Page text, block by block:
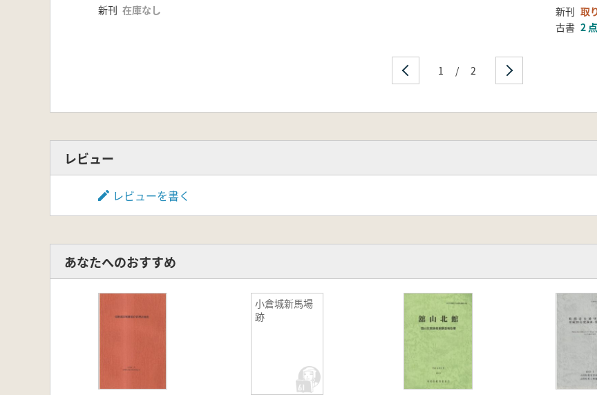
新刊 在庫なし
新刊 取
古書 2 点
1 / 2
レビュー
レビューを書く
あなたへのおすすめ
小倉城新馬場
跡